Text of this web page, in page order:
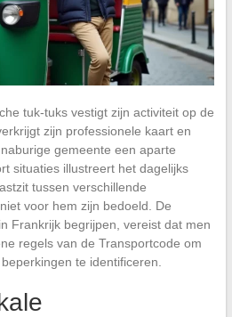
tuk-tuks vestigt zijn activiteit op de
zijn professionele kaart en
gemeente een aparte
situaties illustreert het dagelijks
tussen verschillende
voor hem zijn bedoeld. De
Frankrijk begrijpen, vereist dat men
regels van de Transportcode om
te identificeren.